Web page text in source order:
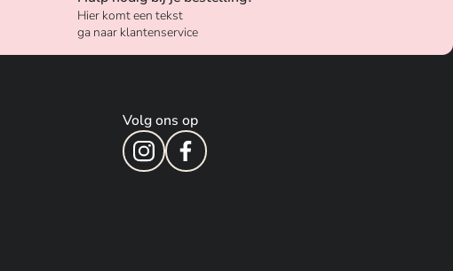
Hier komt een tekst
ga naar klantenservice
Volg ons op